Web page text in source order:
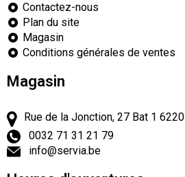
Contactez-nous
Plan du site
Magasin
Conditions générales de ventes
Magasin
Rue de la Jonction, 27 Bat 1 6220
0032 71 31 21 79
info@servia.be